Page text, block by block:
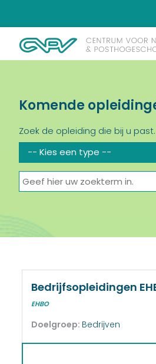
Komende
Zoek de opleiding die bij u past.
-- Kies een type --
Bedrijfsopleidingen
EHBO
Doelgroep: Bedrijven